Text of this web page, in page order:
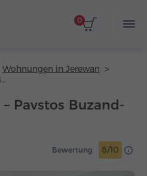
0
Wohnungen in Jerewan
#190 Wohnung - Pavstos Buzand-Straße
Pavstos Buzand-
Bewertung 8/10